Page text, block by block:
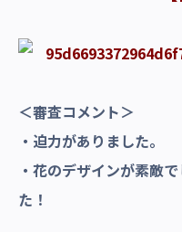
＜審査コメント＞
・迫力がありました。
・花のデザインが素敵
た！